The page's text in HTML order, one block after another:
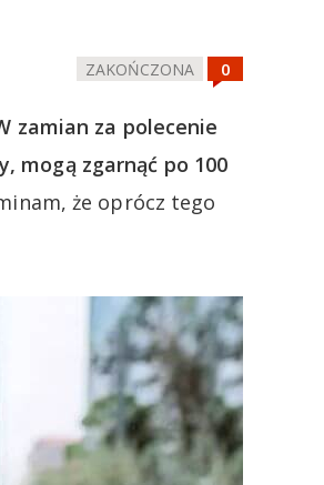
ZAKOŃCZONA
zamian za polecenie
mogą zgarnąć po 100
że oprócz tego